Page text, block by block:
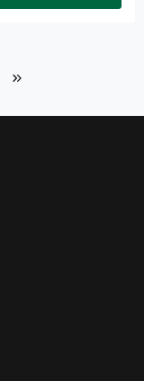
neuem Tab
in neuem Tab
– öffnet in
neuem Tab